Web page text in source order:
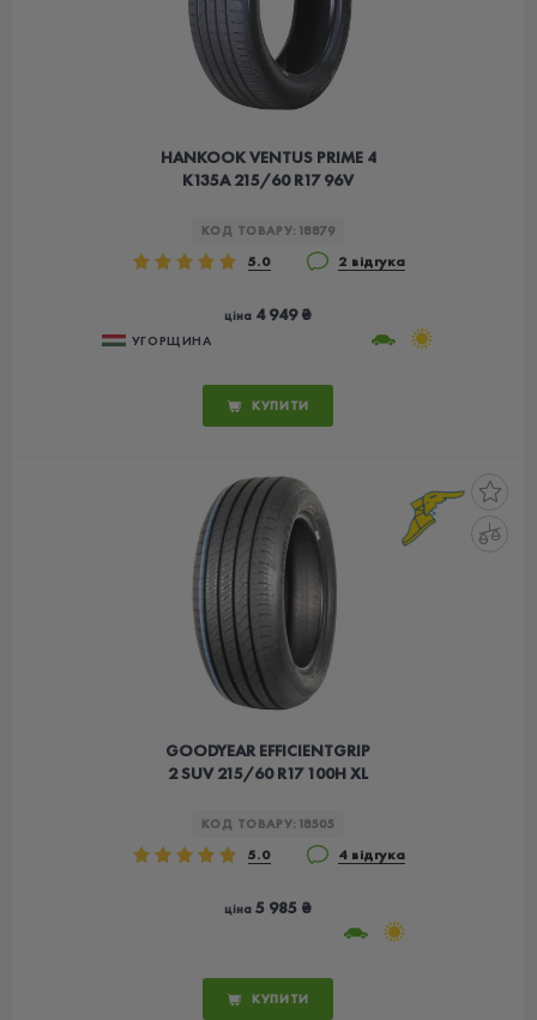
HANKOOK VENTUS PRIME 4
K135A 215/60 R17 96V
КОД ТОВАРУ: 18879
5.0 2 відгука
ціна 4 949 ₴
УГОРЩИНА
КУПИТИ
GOODYEAR EFFICIENTGRIP
2 SUV 215/60 R17 100H XL
КОД ТОВАРУ: 18505
5.0 4 відгука
ціна 5 985 ₴
КУПИТИ